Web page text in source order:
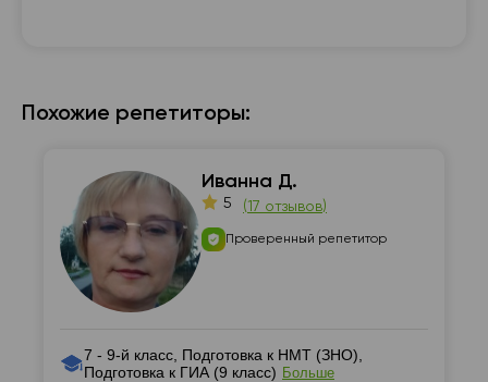
Похожие репетиторы:
Иванна Д.
5 (17 отзывов)
Проверенный репетитор
7 - 9-й класс, Подготовка к НМТ (ЗНО),
Подготовка к ГИА (9 класс) Больше